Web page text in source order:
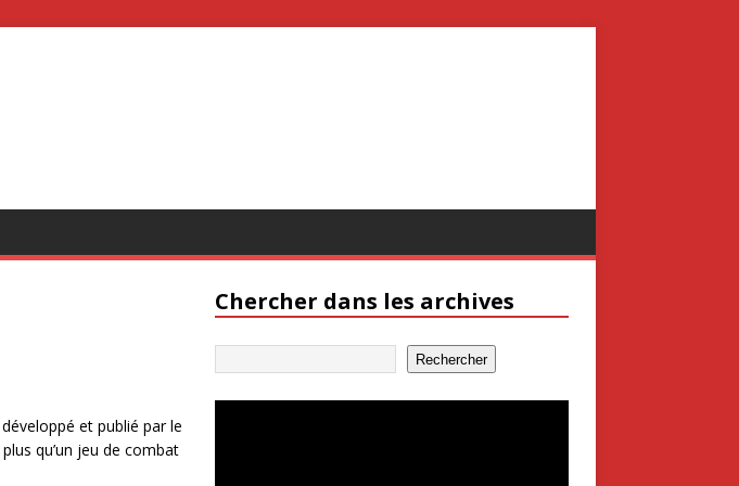
et publié par le
qu’un jeu de combat
Chercher dans les archives
Rechercher